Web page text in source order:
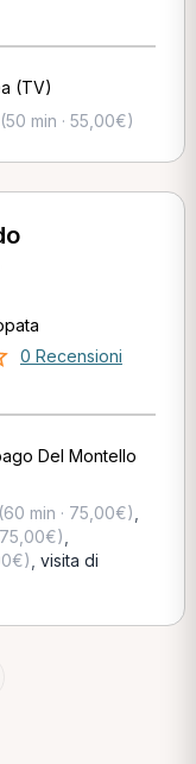
(TV)
(50 min · 55,00€)
0 Recensioni
Del Montello
(60 min · 75,00€)
75,00€)
visita di